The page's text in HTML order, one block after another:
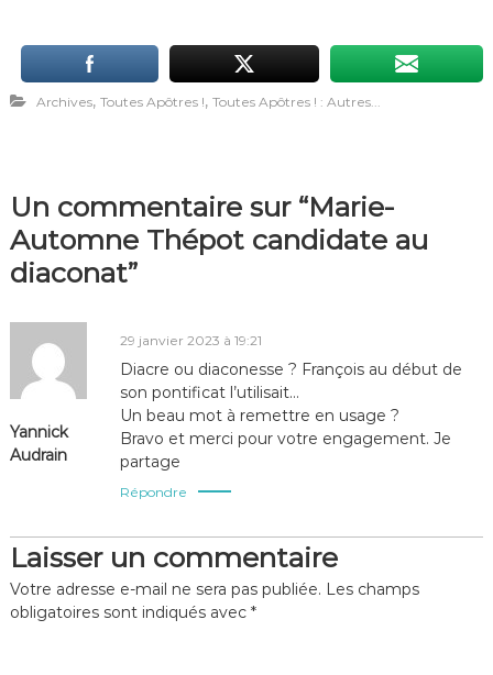
Archives, Toutes Apôtres !, Toutes Apôtres ! : Autres...
Un commentaire sur “Marie-
Automne Thépot candidate au
diaconat”
Yannick
Audrain
29 janvier 2023 à 19:21
Diacre ou diaconesse ? François au début de
son pontificat l’utilisait…
Un beau mot à remettre en usage ?
Bravo et merci pour votre engagement. Je
partage
Répondre
Laisser un commentaire
Votre adresse e-mail ne sera pas publiée. Les champs
obligatoires sont indiqués avec *